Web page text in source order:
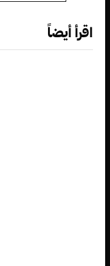
اقرأ أيضاً